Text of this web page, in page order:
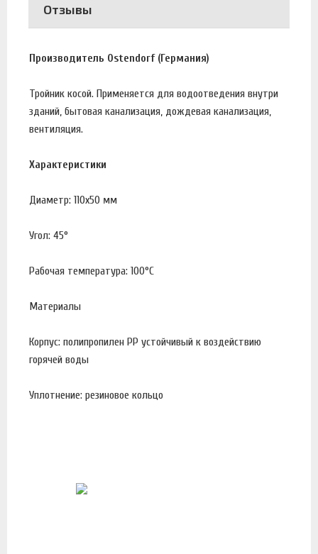
Отзывы
Производитель Ostendorf (Германия)
Тройник косой. Применяется для водоотведения внутри
зданий, бытовая канализация, дождевая канализация,
вентиляция.
Характеристики
Диаметр: 110х50 мм
Угол: 45°
Рабочая температура: 100°С
Материалы
Корпус: полипропилен PP устойчивый к воздействию
горячей воды
Уплотнение: резиновое кольцо